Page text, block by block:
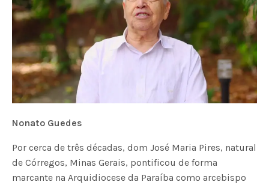
Nonato Guedes
Por cerca de três décadas, dom José Maria Pires, natural
de Córregos, Minas Gerais, pontificou de forma
marcante na Arquidiocese da Paraíba como arcebispo